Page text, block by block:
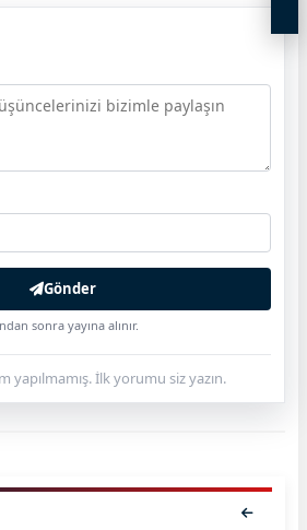
Gönder
sonra yayına alınır.
yapılmamış. İlk yorumu siz yazın.